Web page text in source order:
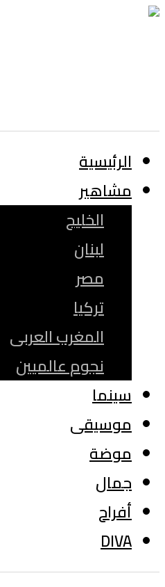
الرئيسية
مشاهير
الخليج
لبنان
مصر
تركيا
المغرب العربى
نجوم عالميين
سينما
موسيقى
موضة
جمال
أفراح
DIVA